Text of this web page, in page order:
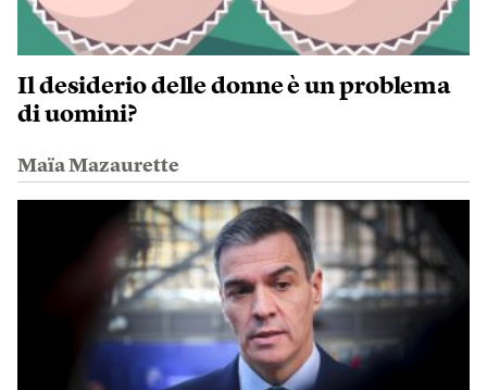
Il desiderio delle donne è un problema
di uomini?
Maïa Mazaurette